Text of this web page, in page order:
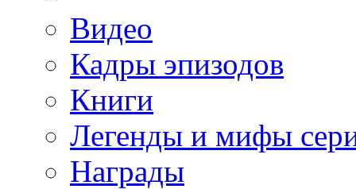
Видео
Кадры эпизодов
Книги
Легенды и мифы
Награды